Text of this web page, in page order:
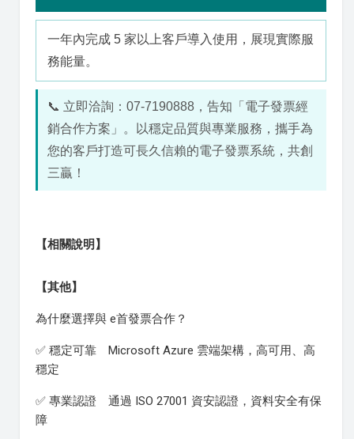
一年內完成 5 家以上客戶導入使用，展現實際服
務能量。
📞 立即洽詢：07-7190888，告知「電子發票經
銷合作方案」。以穩定品質與專業服務，攜手為
您的客戶打造可長久信賴的電子發票系統，共創
三贏！
【相關說明】
【其他】
為什麼選擇與 e首發票合作？
✅ 穩定可靠 Microsoft Azure 雲端架構，高可用、高
穩定
✅ 專業認證 通過 ISO 27001 資安認證，資料安全有保
障